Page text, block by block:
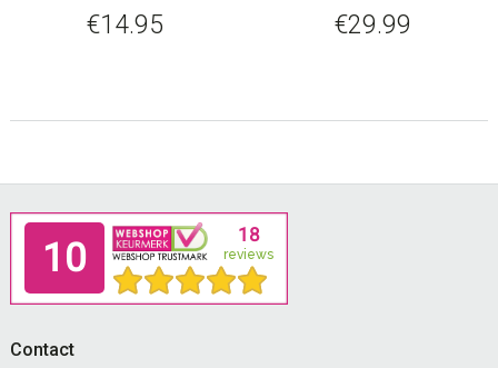
€14.95 €29.99
Footer
Contact